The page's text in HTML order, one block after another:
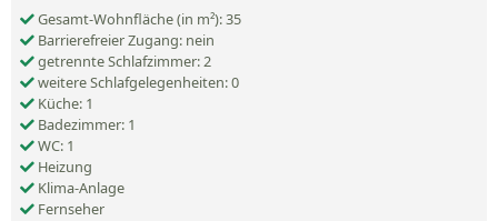
Gesamt-Wohnfläche (in m²): 35
Barrierefreier Zugang: nein
getrennte Schlafzimmer: 2
weitere Schlafgelegenheiten: 0
Küche: 1
Badezimmer: 1
WC: 1
Heizung
Klima-Anlage
Fernseher